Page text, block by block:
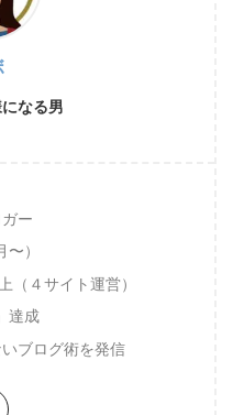
なる男
ー
）
（４サイト運営）
達成
ブログ術を発信